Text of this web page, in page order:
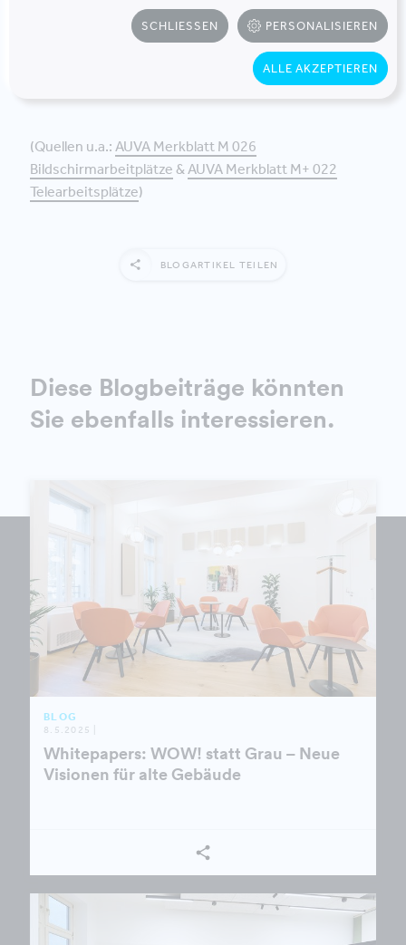
mit den KollegenInnen zu pflegen,
denn wir arbeiten und lernen besser
(Quellen u.a.: AUVA Merkblatt M 026
Bildschirmarbeitplätze &AUVA Merkblatt M+ 022
Telearbeitsplätze)
BLOGARTIKEL TEILEN
Diese Blogbeiträge könnten
Sie ebenfalls interessieren.
BLOG
8.5.2025 |
Whitepapers: WOW! statt Grau – Neue
Visionen für alte Gebäude
SCHLIESSEN PERSONALISIEREN
ALLE AKZEPTIEREN